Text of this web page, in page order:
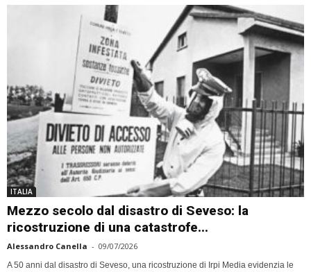
ITALIA
Mezzo secolo dal disastro di Seveso: la
ricostruzione di una catastrofe...
Alessandro Canella - 09/07/2026
A 50 anni dal disastro di Seveso, una ricostruzione di Irpi Media evidenzia le